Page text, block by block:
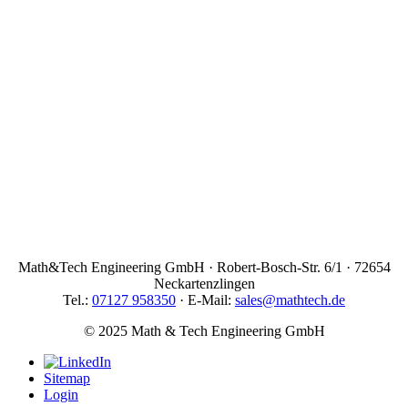
Math&Tech Engineering GmbH · Robert-Bosch-Str. 6/1 · 72654
Neckartenzlingen
Tel.: 07127 958350 · E-Mail: sales@mathtech.de
© 2025 Math & Tech Engineering GmbH
Sitemap
Login